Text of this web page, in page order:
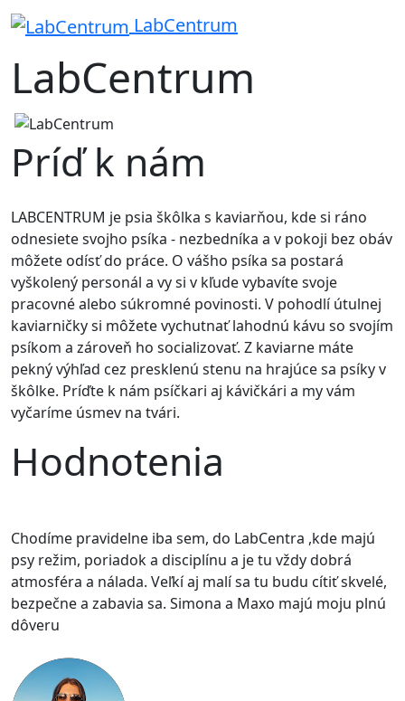
LabCentrum
LabCentrum
Príď k nám
LABCENTRUM je psia škôlka s kaviarňou, kde si ráno
odnesiete svojho psíka - nezbedníka a v pokoji bez obáv
môžete odísť do práce. O vášho psíka sa postará
vyškolený personál a vy si v kľude vybavíte svoje
pracovné alebo súkromné povinosti. V pohodlí útulnej
kaviarničky si môžete vychutnať lahodnú kávu so svojím
psíkom a zároveň ho socializovať. Z kaviarne máte
pekný výhľad cez presklenú stenu na hrajúce sa psíky v
škôlke. Príďte k nám psíčkari aj kávičkári a my vám
vyčaríme úsmev na tvári.
Hodnotenia
Chodíme pravidelne iba sem, do LabCentra ,kde majú
psy režim, poriadok a disciplínu a je tu vždy dobrá
atmosféra a nálada. Veľkí aj malí sa tu budu cítiť skvelé,
bezpečne a zabavia sa. Simona a Maxo majú moju plnú
dôveru